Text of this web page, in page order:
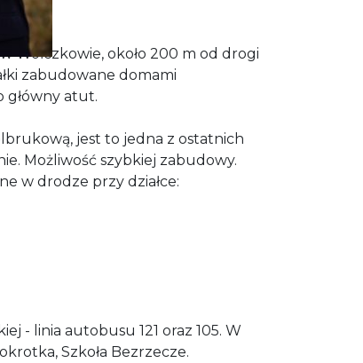
Wołczkowie, około 200 m od drogi
zabudowane domami
główny atut.
jest to jedna z ostatnich
Możliwość szybkiej zabudowy.
w drodze przy działce:
- linia autobusu 121 oraz 105. W
Szkoła Bezrzecze.